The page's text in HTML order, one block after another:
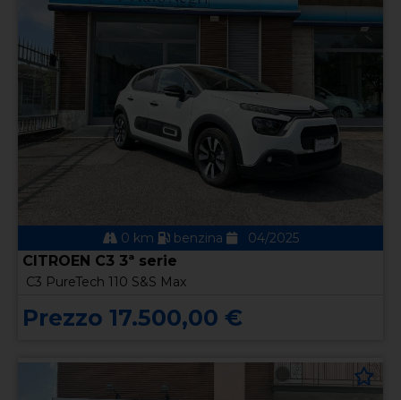
0 km benzina 04/2025
CITROEN C3 3ª serie
C3 PureTech 110 S&S Max
Prezzo 17.500,00 €